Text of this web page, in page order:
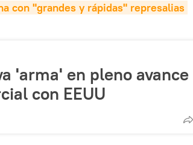
con "grandes y rápidas" represalias
'arma' en pleno avance
con EEUU